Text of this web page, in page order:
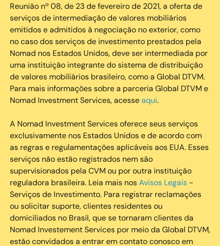
Reunião nº 08, de 23 de fevereiro de 2021, a oferta de
serviços de intermediação de valores mobiliários
emitidos e admitidos à negociação no exterior, como
no caso dos serviços de investimento prestados pela
Nomad nos Estados Unidos, deve ser intermediada por
uma instituição integrante do sistema de distribuição
de valores mobiliários brasileiro, como a Global DTVM.
Para mais informações sobre a parceria Global DTVM e
Nomad Investment Services, acesseaqui.
A Nomad Investment Services oferece seus serviços
exclusivamente nos Estados Unidos e de acordo com
as regras e regulamentações aplicáveis aos EUA. Esses
serviços não estão registrados nem são
supervisionados pela CVM ou por outra instituição
reguladora brasileira. Leia mais nosAvisos Legais -
Serviços de Investimento. Para registrar reclamações
ou solicitar suporte, clientes residentes ou
domiciliados no Brasil, que se tornaram clientes da
Nomad Investement Services por meio da Global DTVM,
estão convidados a entrar em contato conosco em